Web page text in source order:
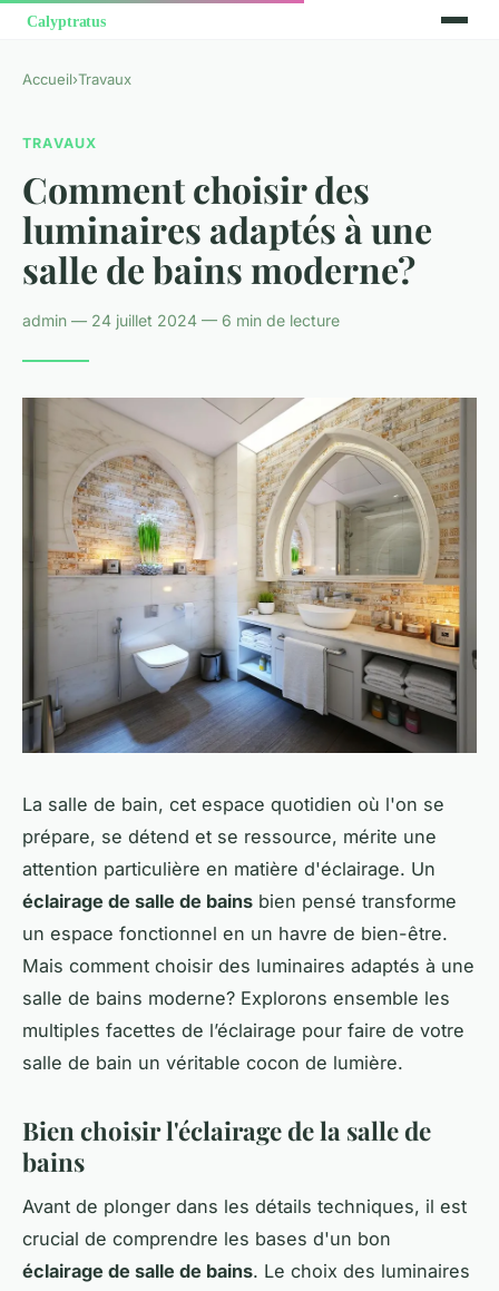
Accueil›Travaux
TRAVAUX
Comment choisir des
luminaires adaptés à une
salle de bains moderne?
admin — 24 juillet 2024 — 6 min de lecture
La salle de bain, cet espace quotidien où l'on se
prépare, se détend et se ressource, mérite une
attention particulière en matière d'éclairage. Un
éclairage de salle de bains bien pensé transforme
un espace fonctionnel en un havre de bien-être.
Mais comment choisir des luminaires adaptés à une
salle de bains moderne? Explorons ensemble les
multiples facettes de l’éclairage pour faire de votre
salle de bain un véritable cocon de lumière.
Bien choisir l'éclairage de la salle de
bains
Avant de plonger dans les détails techniques, il est
crucial de comprendre les bases d'un bon
éclairage de salle de bains. Le choix des luminaires